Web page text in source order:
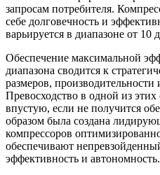
запросам потребителя.
себе долговечность и
варьируется в диапазоне от 10
Обеспечение максимальной
диапазона сводится к
размеров,
Превосходство в одной из этих
впустую, если не получится
образом была создана
компрессоров
обеспечивают
эффективность и автономность.